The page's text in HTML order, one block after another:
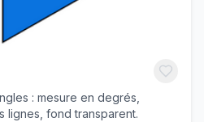
: mesure en degrés,
lignes, fond transparent.